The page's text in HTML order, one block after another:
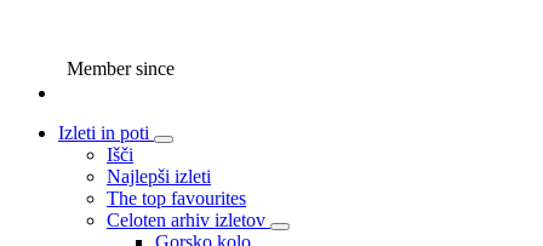
Member since
Izleti in poti
Išči
Najlepši izleti
The top favourites
Celoten arhiv izletov
Gorsko kolo